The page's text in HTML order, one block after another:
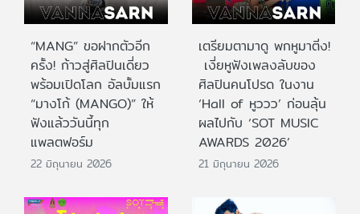
“MANG” ขอฝากตัวอีก
ครั้ง! ก้าวสู่ศิลปินเดี่ยว
พร้อมเปิดโลก อัลบั้มแรก
“มางโก้ (MANGO)” ให้
ฟังแล้ววันนี้ทุก
แพลตฟอร์ม
22 มิถุนายน 2026
เตรียมตามาดู พกหูมาติ่ง!
เงี่ยหูฟังเพลงลับของ
ศิลปินคนโปรด ในงาน
‘Hall of หูววว’ ก่อนลุ้น
ผลไปกับ ‘SOT MUSIC
AWARDS 2026’
21 มิถุนายน 2026